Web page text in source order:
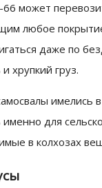
66 может
любое
даже по
хрупкий груз.
имелись
именно для
в колхозах